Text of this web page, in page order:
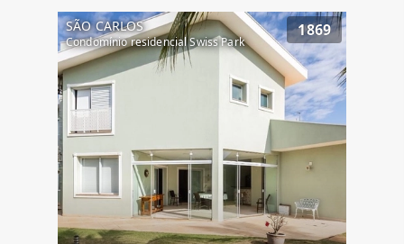
SÃO CARLOS
Condomínio residencial Swiss Park
1869